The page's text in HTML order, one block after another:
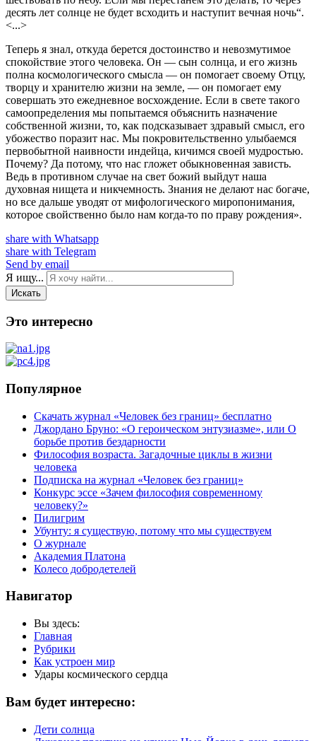
десять лет солнце не будет всходить и наступит вечная ночь“.
<...>
Теперь я знал, откуда берется достоинство и невозмутимое
спокойствие этого человека. Он — сын солнца, и его жизнь
полна космологического смысла — он помогает своему Отцу,
творцу и хранителю жизни на земле, — он помогает ему
совершать это ежедневное восхождение. Если в свете такого
самоопределения мы попытаемся объяснить назначение
собственной жизни, то, как подсказывает здравый смысл, его
убожество поразит нас. Мы покровительственно улыбаемся
первобытной наивности индейца, кичимся своей мудростью.
Почему? Да потому, что нас гложет обыкновенная зависть.
Ведь в противном случае на свет божий выйдут наша
духовная нищета и никчемность. Знания не делают нас богаче,
но все дальше уводят от мифологического миропонимания,
которое свойственно было нам когда-то по праву рождения».
share with Whatsapp
share with Telegram
Send by email
Я ищу...
Искать
Это интересно
Популярное
Скачать журнал «Человек без границ» бесплатно
Джордано Бруно: «О героическом энтузиазме», или О
борьбе против бездарности
Философия возраста. Загадочные циклы в жизни
человека
Подписка на журнал «Человек без границ»
Конкурс эссе «Зачем философия современному
человеку?»
Пилигрим
Убунту: я существую, потому что мы существуем
О журнале
Академия Платона
Колесо добродетелей
Навигатор
Вы здесь:
Главная
Рубрики
Как устроен мир
Удары космического сердца
Вам будет интересно:
Дети солнца